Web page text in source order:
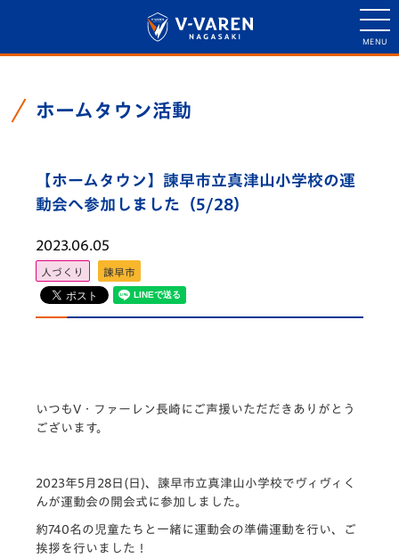
ホームタウン活動
【ホームタウン】諫早市立真津山小学校の運
動会へ参加しました（5/28）
2023.06.05
人づくり 諫早市
いつもV・ファーレン長崎にご声援いただだきありがとう
ございます。
2023年5月28日(日)、諫早市立真津山小学校でヴィヴィく
んが運動会の開会式に参加しました。
約740名の児童たちと一緒に運動会の準備運動を行い、ご
挨拶を行いました！